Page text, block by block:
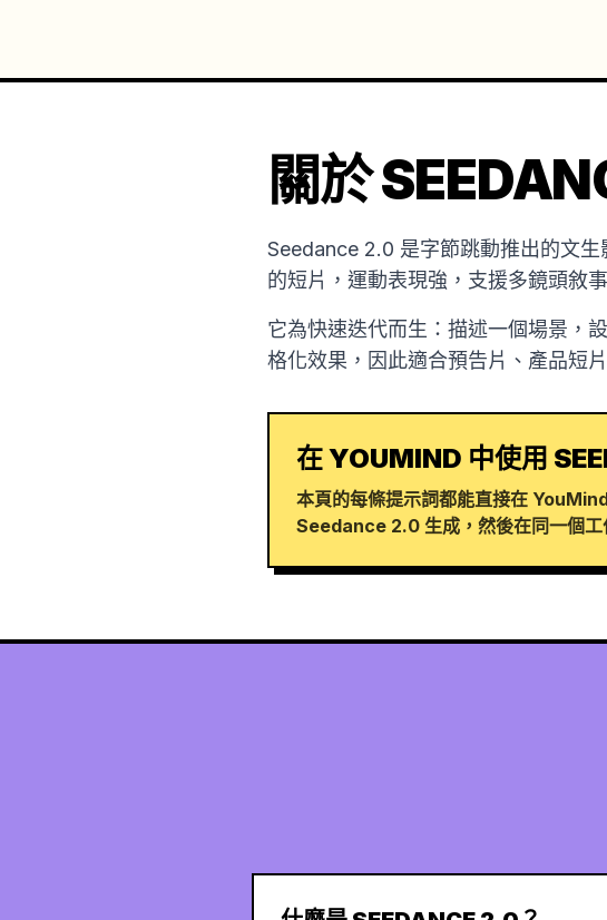
關於
Seedance 2.0 是字節跳動推出的文
的短片，運動表現強，支援多鏡頭敘
它為快速迭代而生：描述一個場景，
格化效果，因此適合預告片、產品短
在 YOUMIND 中使用
本頁的每條提示詞都能直接在
Seedance 2.0 生成，然後在同一個工